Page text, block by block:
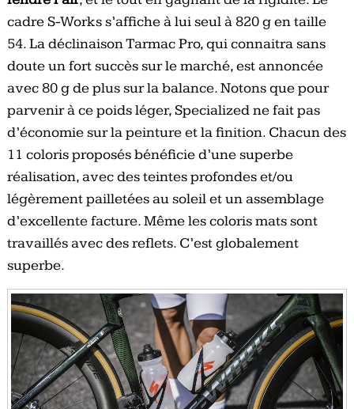
cadre S-Works s’affiche à lui seul à 820 g en taille
54. La déclinaison Tarmac Pro, qui connaitra sans
doute un fort succès sur le marché, est annoncée
avec 80 g de plus sur la balance. Notons que pour
parvenir à ce poids léger, Specialized ne fait pas
d’économie sur la peinture et la finition. Chacun des
11 coloris proposés bénéficie d’une superbe
réalisation, avec des teintes profondes et/ou
légèrement pailletées au soleil et un assemblage
d’excellente facture. Même les coloris mats sont
travaillés avec des reflets. C’est globalement
superbe.